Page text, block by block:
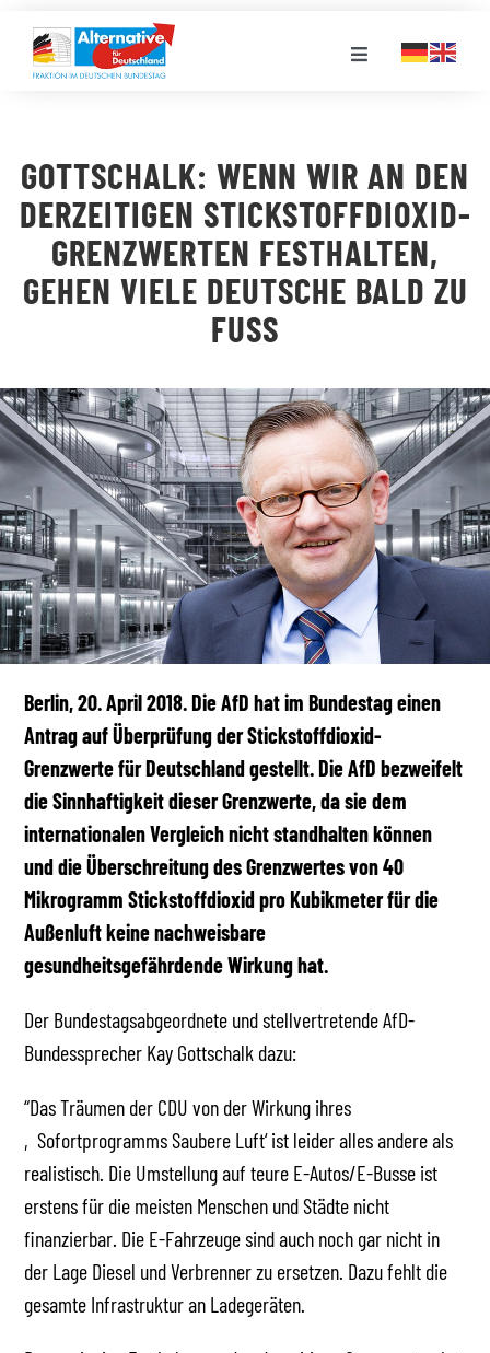
Inhalt
springen
Toggle
LANDESGRUPPEN
VERANSTALTUNGEN
STELLENPORTAL
MEDIATHEK
GOTTSCHALK: WENN WIR AN DEN
DERZEITIGEN STICKSTOFFDIOXID-
GRENZWERTEN FESTHALTEN,
GEHEN VIELE DEUTSCHE BALD ZU
FUSS
Berlin, 20. April 2018. Die AfD hat im Bundestag einen
Antrag auf Überprüfung der Stickstoffdioxid-
Grenzwerte für Deutschland gestellt. Die AfD bezweifelt
die Sinnhaftigkeit dieser Grenzwerte, da sie dem
internationalen Vergleich nicht standhalten können
und die Überschreitung des Grenzwertes von 40
Mikrogramm Stickstoffdioxid pro Kubikmeter für die
Außenluft keine nachweisbare
gesundheitsgefährdende Wirkung hat.
Der Bundestagsabgeordnete und stellvertretende AfD-
Bundessprecher Kay Gottschalk dazu:
“Das Träumen der CDU von der Wirkung ihres
‚Sofortprogramms Saubere Luft‘ ist leider alles andere als
realistisch. Die Umstellung auf teure E-Autos/E-Busse ist
erstens für die meisten Menschen und Städte nicht
finanzierbar. Die E-Fahrzeuge sind auch noch gar nicht in
der Lage Diesel und Verbrenner zu ersetzen. Dazu fehlt die
gesamte Infrastruktur an Ladegeräten.